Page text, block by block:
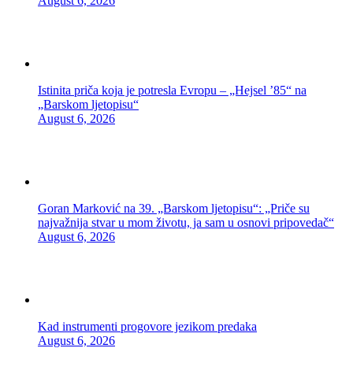
Istinita priča koja je potresla Evropu – „Hejsel ’85“ na
„Barskom ljetopisu“
August 6, 2026
Goran Marković na 39. „Barskom ljetopisu“: „Priče su
najvažnija stvar u mom životu, ja sam u osnovi pripovedač“
August 6, 2026
Kad instrumenti progovore jezikom predaka
August 6, 2026